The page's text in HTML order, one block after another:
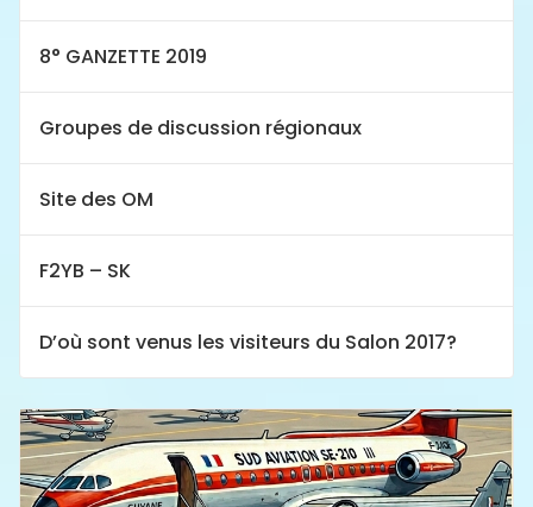
8° GANZETTE 2019
Groupes de discussion régionaux
Site des OM
F2YB – SK
D’où sont venus les visiteurs du Salon 2017?